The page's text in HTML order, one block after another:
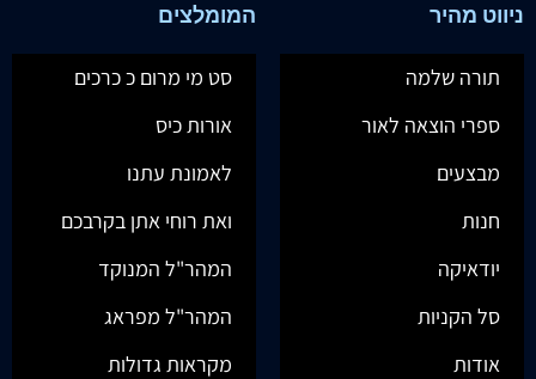
ניווט מהיר
תורה שלמה
ספרי הוצאה לאור
מבצעים
חנות
יודאיקה
סל הקניות
אודות
המומלצים
סט מי מרום כ כרכים
אורות כיס
לאמונת עתנו
ואת רוחי אתן בקרבכם
המהר"ל המנוקד
המהר"ל מפראג
מקראות גדולות